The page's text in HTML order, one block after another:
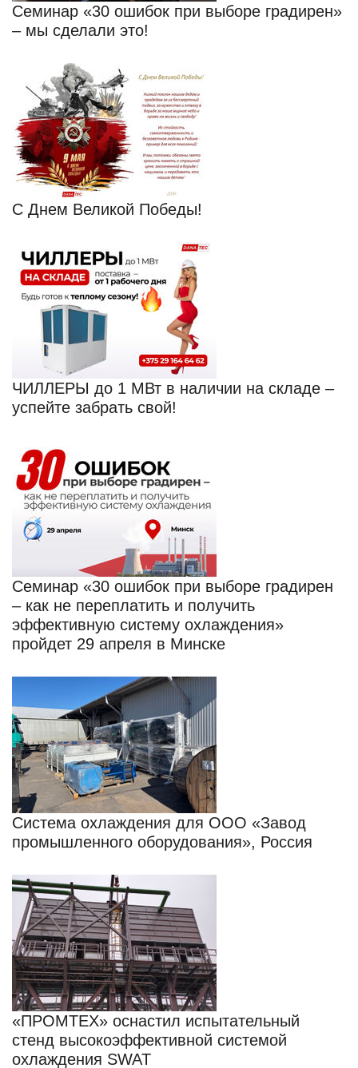
Семинар «30 ошибок при выборе градирен»
– мы сделали это!
С Днем Великой Победы!
ЧИЛЛЕРЫ до 1 МВт в наличии на складе –
успейте забрать свой!
Семинар «30 ошибок при выборе градирен
– как не переплатить и получить
эффективную систему охлаждения»
пройдет 29 апреля в Минске
Система охлаждения для ООО «Завод
промышленного оборудования», Россия
«ПРОМТЕХ» оснастил испытательный
стенд высокоэффективной системой
охлаждения SWAT